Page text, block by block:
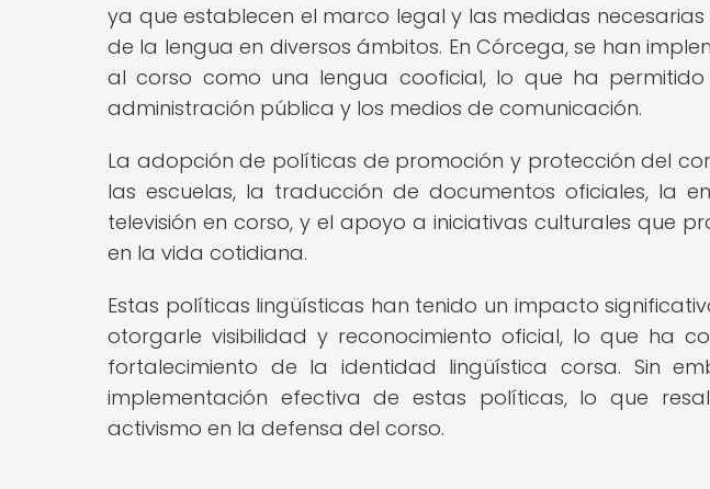
ya que establecen el marco legal y las medidas
de la lengua en diversos ámbitos. En Córcega, se han
al corso como una lengua cooficial, lo que ha
administración pública y los medios de comunicación.
La adopción de políticas de promoción y protección del
las escuelas, la traducción de documentos oficiales, la
televisión en corso, y el apoyo a iniciativas culturales que
en la vida cotidiana.
Estas políticas lingüísticas han tenido un impacto
otorgarle visibilidad y reconocimiento oficial, lo que ha
fortalecimiento de la identidad lingüística corsa. Sin
implementación efectiva de estas políticas, lo que
activismo en la defensa del corso.